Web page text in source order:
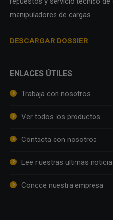
manipuladores de cargas.
DESCARGAR DOSSIER
ENLACES ÚTILES
Trabaja con nosotros
Ver todos los productos
Contacta con nosotros
Lee nuestras últimas
Conoce nuestra empresa